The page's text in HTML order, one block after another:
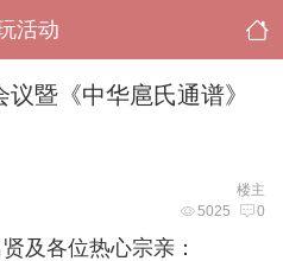
活动
暨《中华扈氏通谱》
楼主
5025 0
及各位热心宗亲：